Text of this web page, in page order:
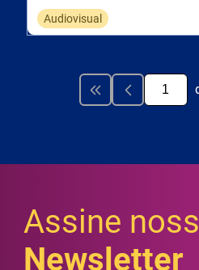
Audiovisual
Assine
Newsletter